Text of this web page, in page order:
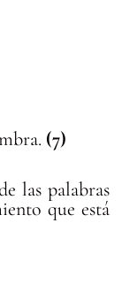
(7)
las palabras
que está